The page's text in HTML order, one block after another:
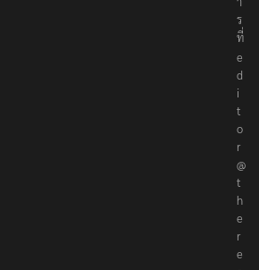
ร
ที่
e
d
i
t
o
r
@
t
h
e
r
e